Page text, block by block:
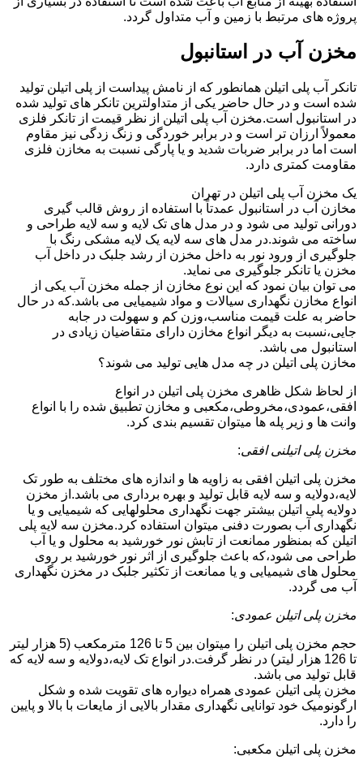
پروژه های مرتبط با زمین و آب متداول گردد.
مخزن آب در استانبول
تانکر آب پلی اتیلن همانطور که از نامش پیداست از پلی اتیلن تولید
شده است و در حال حاضر یکی از متداولترین تانکر های تولید شده
در استانبول است.مخزن آب پلی اتیلن از نظر قیمت از تانکر فلزی
معمولاً ارزان تر است و در برابر خوردگی و زنگ زدگی نیز مقاوم
است اما در برابر ضربات شدید و یا پارگی نسبت به مخازن فلزی
مقاومت کمتری دارد.
یک مخزن آب پلی اتیلن در تهران
مخازن آب در استانبول عمدتاً با استفاده از روش قالب گیری
دورانی تولید می شود و در مدل های تک لایه و سه لایه طراحی و
ساخته می شوند.در مدل های سه لایه یک لایه مشکی رنگ با
جلوگیری از ورود نور به داخل مخزن از رشد جلبک در داخل آب
مخزن یا تانکر جلوگیری می نماید.
می توان بیان نمود که این نوع مخازن از جمله مخزن آب یکی از
انواع مخازن نگهداری سیالات و مواد شیمیایی می باشد.که در حال
حاضر به علت قیمت مناسب،وزن کم و سهولت در جابه
جایی،نسبت به دیگر انواع مخازن دارای متقاضیان زیادی در
استانبول می باشد.
مخازن پلی اتیلن در چه مدل هایی تولید می شوند؟
از لحاظ شکل ظاهری مخزن پلی اتیلن در انواع
افقی،عمودی،مخروطی،مکعبی و مخازن تطبیق شده را با انواع
وانت ها و زیر پله ها میتوان تقسیم بندی کرد.
مخزن پلی اتیلنی افقی:
مخزن پلی اتیلن افقی به زاویه ها و اندازه های مختلف به طور تک
لایه،دولایه و سه لایه قابل تولید و بهره برداری می باشد.از مخزن
دولایه پلی اتیلن بیشتر جهت نگهداری محلولهایی که شیمیایی و یا
نگهداری آب بصورت دفنی میتوان استفاده کرد.مخزن سه لایه پلی
اتیلن که بمنظور ممانعت از تابش نور خورشید به محلول و یا آب
طراحی می شود،که باعث جلوگیری از اثر نور خورشید بر روی
محلول های شیمیایی و یا ممانعت از تکثیر جلبک در مخزن نگهداری
آب می گردد.
مخزن پلی اتیلن عمودی:
حجم مخزن پلی اتیلن را میتوان بین 5 تا 126 مترمکعب (5 هزار لیتر
تا 126 هزار لیتر) در نظر گرفت.در انواع تک لایه،دولایه و سه لایه که
قابل تولید می باشد.
مخزن پلی اتیلن عمودی همراه دیواره های تقویت شده و شکل
ارگونومیک خود توانایی نگهداری مقدار بالایی از مایعات با بالا و پایین
را دارد.
مخزن پلی اتیلن مکعبی: